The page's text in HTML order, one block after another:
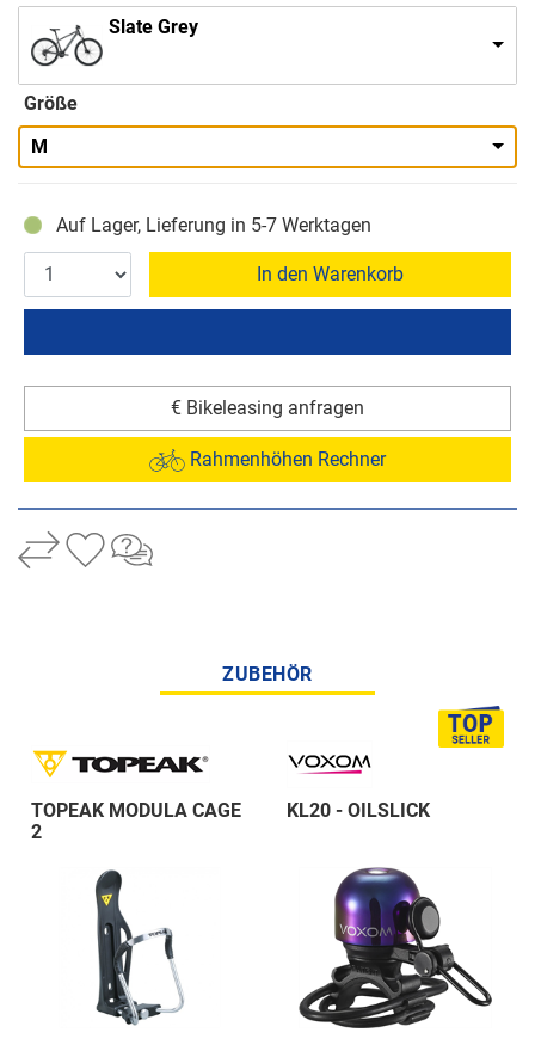
Slate Grey
Größe
M
Auf Lager, Lieferung in 5-7 Werktagen
In den Warenkorb
€ Bikeleasing anfragen
Rahmenhöhen Rechner
ZUBEHÖR
TOPEAK MODULA CAGE
2
KL20 - OILSLICK